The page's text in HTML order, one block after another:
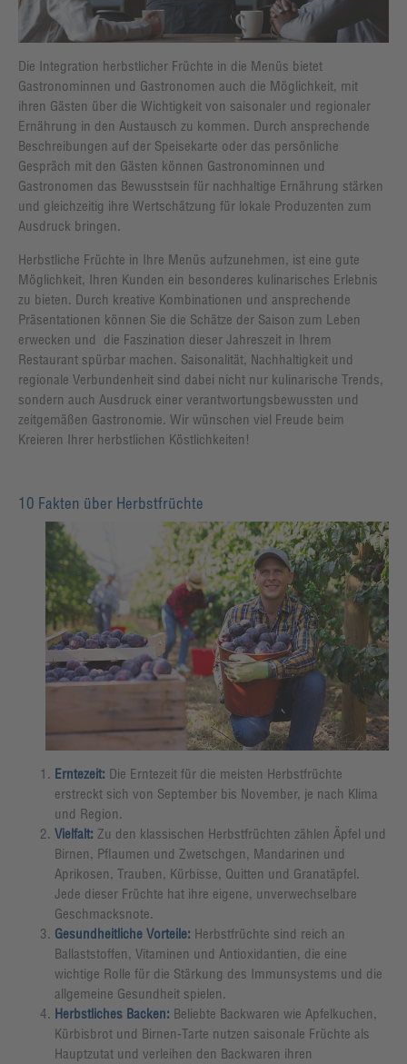
Die Integration herbstlicher Früchte in die Menüs bietet
Gastronominnen und Gastronomen auch die Möglichkeit, mit
ihren Gästen über die Wichtigkeit von saisonaler und regionaler
Ernährung in den Austausch zu kommen. Durch ansprechende
Beschreibungen auf der Speisekarte oder das persönliche
Gespräch mit den Gästen können Gastronominnen und
Gastronomen das Bewusstsein für nachhaltige Ernährung stärken
und gleichzeitig ihre Wertschätzung für lokale Produzenten zum
Ausdruck bringen.
Herbstliche Früchte in Ihre Menüs aufzunehmen, ist eine gute
Möglichkeit, Ihren Kunden ein besonderes kulinarisches Erlebnis
zu bieten. Durch kreative Kombinationen und ansprechende
Präsentationen können Sie die Schätze der Saison zum Leben
erwecken und die Faszination dieser Jahreszeit in Ihrem
Restaurant spürbar machen. Saisonalität, Nachhaltigkeit und
regionale Verbundenheit sind dabei nicht nur kulinarische Trends,
sondern auch Ausdruck einer verantwortungsbewussten und
zeitgemäßen Gastronomie. Wir wünschen viel Freude beim
Kreieren Ihrer herbstlichen Köstlichkeiten!
10 Fakten über Herbstfrüchte
Erntezeit: Die Erntezeit für die meisten Herbstfrüchte
erstreckt sich von September bis November, je nach Klima
und Region.
Vielfalt: Zu den klassischen Herbstfrüchten zählen Äpfel und
Birnen, Pflaumen und Zwetschgen, Mandarinen und
Aprikosen, Trauben, Kürbisse, Quitten und Granatäpfel.
Jede dieser Früchte hat ihre eigene, unverwechselbare
Geschmacksnote.
Gesundheitliche Vorteile: Herbstfrüchte sind reich an
Ballaststoffen, Vitaminen und Antioxidantien, die eine
wichtige Rolle für die Stärkung des Immunsystems und die
allgemeine Gesundheit spielen.
Herbstliches Backen: Beliebte Backwaren wie Apfelkuchen,
Kürbisbrot und Birnen-Tarte nutzen saisonale Früchte als
Hauptzutat und verleihen den Backwaren ihren